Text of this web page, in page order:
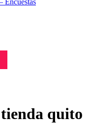
Encuestas
quito